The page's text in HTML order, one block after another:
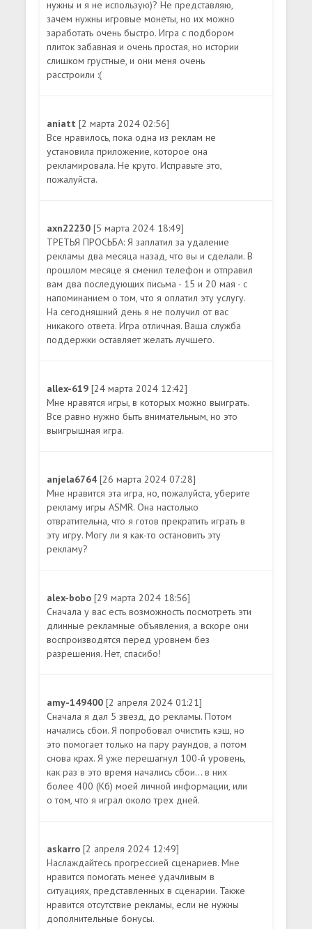
нужны и я не использую)? Не представляю,
зачем нужны игровые монеты, но их можно
заработать очень быстро. Игра с подбором
плиток забавная и очень простая, но истории
слишком грустные, и они меня очень
расстроили :(
aniatt[2 марта 2024 02:56]
Все нравилось, пока одна из реклам не
установила приложение, которое она
рекламировала. Не круто. Исправьте это,
пожалуйста.
axn22230[5 марта 2024 18:49]
ТРЕТЬЯ ПРОСЬБА: Я заплатил за удаление
рекламы два месяца назад, что вы и сделали. В
прошлом месяце я сменил телефон и отправил
вам два последующих письма - 15 и 20 мая - с
напоминанием о том, что я оплатил эту услугу.
На сегодняшний день я не получил от вас
никакого ответа. Игра отличная. Ваша служба
поддержки оставляет желать лучшего.
allex-619[24 марта 2024 12:42]
Мне нравятся игры, в которых можно выиграть.
Все равно нужно быть внимательным, но это
выигрышная игра.
anjela6764[26 марта 2024 07:28]
Мне нравится эта игра, но, пожалуйста, уберите
рекламу игры ASMR. Она настолько
отвратительна, что я готов прекратить играть в
эту игру. Могу ли я как-то остановить эту
рекламу?
alex-bobo[29 марта 2024 18:56]
Сначала у вас есть возможность посмотреть эти
длинные рекламные объявления, а вскоре они
воспроизводятся перед уровнем без
разрешения. Нет, спасибо!
amy-149400[2 апреля 2024 01:21]
Сначала я дал 5 звезд, до рекламы. Потом
начались сбои. Я попробовал очистить кэш, но
это помогает только на пару раундов, а потом
снова крах. Я уже перешагнул 100-й уровень,
как раз в это время начались сбои... в них
более 400 (Кб) моей личной информации, или
о том, что я играл около трех дней.
askarro[2 апреля 2024 12:49]
Наслаждайтесь прогрессией сценариев. Мне
нравится помогать менее удачливым в
ситуациях, представленных в сценарии. Также
нравится отсутствие рекламы, если не нужны
дополнительные бонусы.